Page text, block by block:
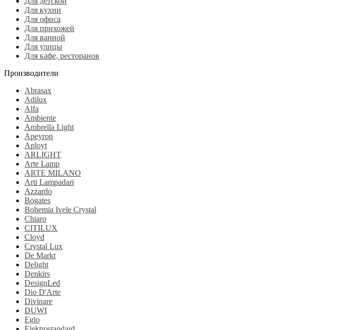
Для кухни
Для офиса
Для прихожей
Для ванной
Для улицы
Для кафе, ресторанов
Производители
Abrasax
Adilux
Alfa
Ambiente
Ambrella Light
Apeyron
Aployt
ARLIGHT
Arte Lamp
ARTE MILANO
Arti Lampadari
Azzardo
Bogates
Bohemia Ivele Crystal
Chiaro
CITILUX
Cloyd
Crystal Lux
De Markt
Delight
Denkirs
DesignLed
Dio D'Arte
Divinare
DUWI
Eglo